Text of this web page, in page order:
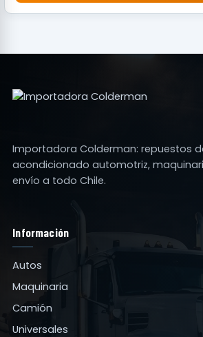
Importadora Colderman: repuestos
acondicionado automotriz,
envío a todo Chile.
Información
Autos
Maquinaria
Camión
Universales